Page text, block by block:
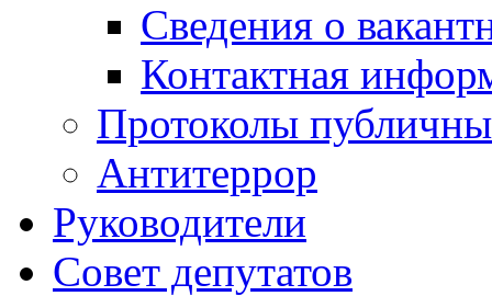
Сведения о
Контактная
Протоколы
Антитеррор
Руководители
Совет депутатов